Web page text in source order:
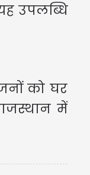
उपलब्धि
को घर
में